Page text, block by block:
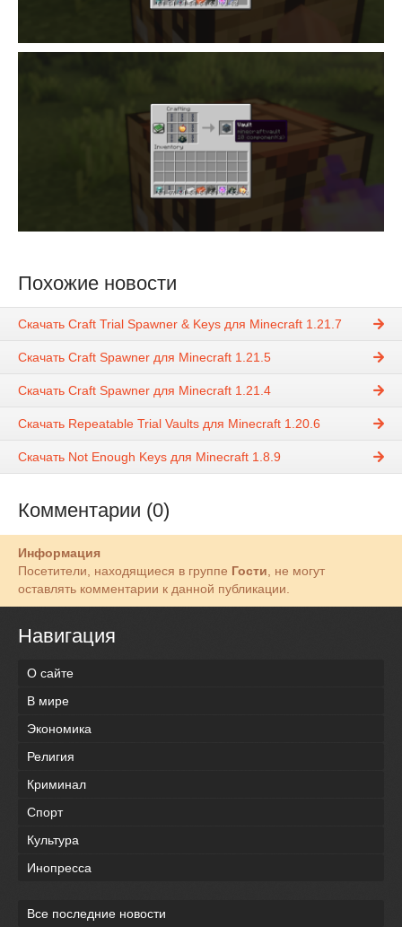
Похожие новости
Скачать Craft Trial Spawner & Keys для Minecraft 1.21.7
Скачать Craft Spawner для Minecraft 1.21.5
Скачать Craft Spawner для Minecraft 1.21.4
Скачать Repeatable Trial Vaults для Minecraft 1.20.6
Скачать Not Enough Keys для Minecraft 1.8.9
Комментарии (0)
Информация
Посетители, находящиеся в группе Гости , не могут
оставлять комментарии к данной публикации.
Навигация
О сайте
В мире
Экономика
Религия
Криминал
Спорт
Культура
Инопресса
Все последние новости